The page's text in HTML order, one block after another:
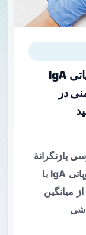
تلـیتاسپ (telitacicept) در نفروپاتی IgA
در
بازنگرانهٔ
telitacicept در ۱۰ کودک مبتلا به نفروپاتی IgA با
میانگین
فروپاشی